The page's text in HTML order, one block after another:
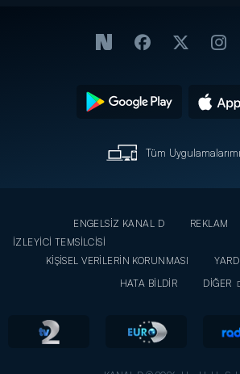
Tüm
ENGELSİZ KANAL D REKLAM
İZLEYİCİ TEMSİLCİSİ
KİŞİSEL VERİLERİN KORUNMASI
HATA BİLDİR
DİĞER